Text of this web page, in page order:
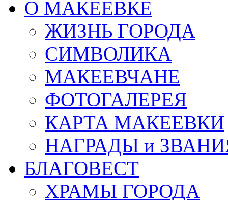
О МАКЕЕВКЕ
ЖИЗНЬ ГОРОДА
СИМВОЛИКА
МАКЕЕВЧАНЕ
ФОТОГАЛЕРЕЯ
КАРТА МАКЕЕВКИ
НАГРАДЫ и
БЛАГОВЕСТ
ХРАМЫ ГОРОДА